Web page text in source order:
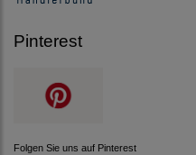
Pinterest
Folgen Sie uns auf Pinterest